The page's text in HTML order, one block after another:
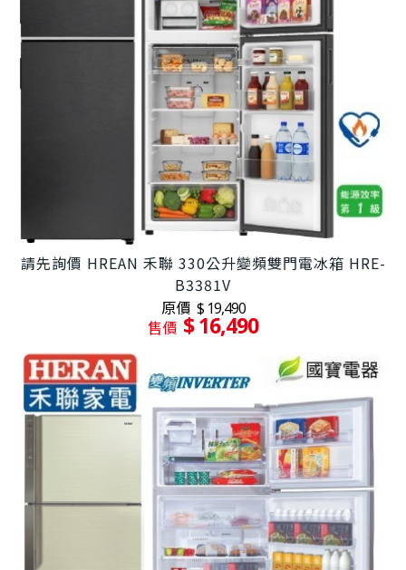
請先詢價 HREAN 禾聯 330公升變頻雙門電冰箱 HRE-
B3381V
原價 $ 19,490
售價 $ 16,490